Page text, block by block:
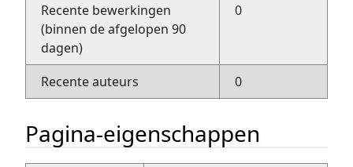
Recente bewerkingen
(binnen de afgelopen 90
dagen)
0
Recente auteurs 0
Pagina-eigenschappen